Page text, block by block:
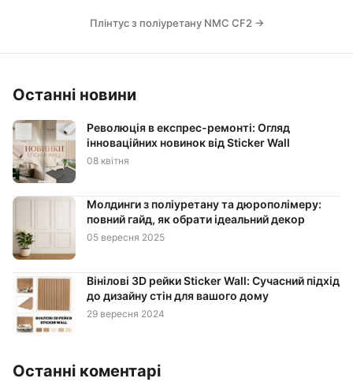
Плінтус з поліуретану NMC CF2 →
Останні новини
Революція в експрес-ремонті: Огляд
інноваційних новинок від Sticker Wall
08 квітня
Молдинги з поліуретану та дюрополімеру:
повний гайд, як обрати ідеальний декор
05 вересня 2025
Вінілові 3D рейки Sticker Wall: Сучасний підхід
до дизайну стін для вашого дому
29 вересня 2024
Останні коментарі